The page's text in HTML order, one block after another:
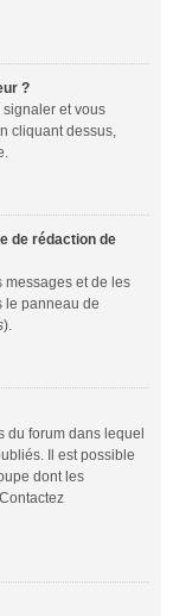
?
signaler et vous
cliquant dessus,
de rédaction de
messages et de les
le panneau de
).
du forum dans lequel
Il est possible
dont les